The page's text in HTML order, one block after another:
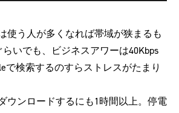
使う人が多くなれば帯域が狭まるも
らいでも、ビジネスアワーは40Kbps
で検索するのすらストレスがたまり
ウンロードするにも1時間以上。停電